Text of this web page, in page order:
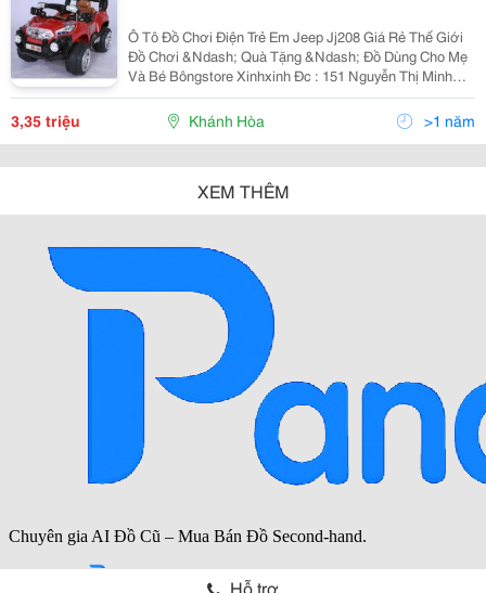
Ô Tô Đồ Chơi Điện Trẻ Em Jeep Jj208 Giá Rẻ Thế Giới
Đồ Chơi &Ndash; Quà Tặng &Ndash; Đồ Dùng Cho Mẹ
Và Bé Bôngstore Xinhxinh Đc : 151 Nguyễn Thị Minh
Khai &Ndash; Tp, Nha Trang &Ndash; Khánh Hòa. Đt:
0583.512.966 &Ndash; 01234.80.6688 &Ndash; 0
3,35 triệu Khánh Hòa >1 năm
XEM THÊM
Hỗ trợ